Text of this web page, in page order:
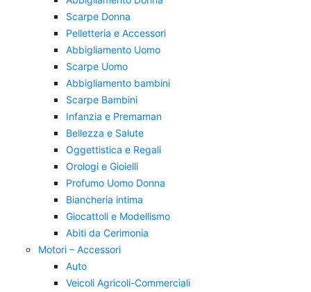
Scarpe Donna
Pelletteria e Accessori
Abbigliamento Uomo
Scarpe Uomo
Abbigliamento bambini
Scarpe Bambini
Infanzia e Premaman
Bellezza e Salute
Oggettistica e Regali
Orologi e Gioielli
Profumo Uomo Donna
Biancheria intima
Giocattoli e Modellismo
Abiti da Cerimonia
Motori – Accessori
Auto
Veicoli Agricoli-Commerciali